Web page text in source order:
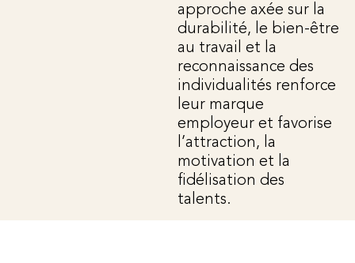
approche axée sur la
durabilité, le bien-être
au travail et la
reconnaissance des
individualités renforce
leur marque
employeur et favorise
l’attraction, la
motivation et la
fidélisation des
talents.